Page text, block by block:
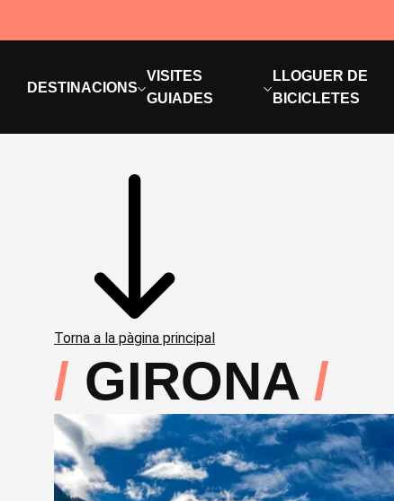
DESTINACIONS
VISITES
GUIADES
LLOGUER DE
BICICLETES
Torna a la pàgina principal
GIRONA